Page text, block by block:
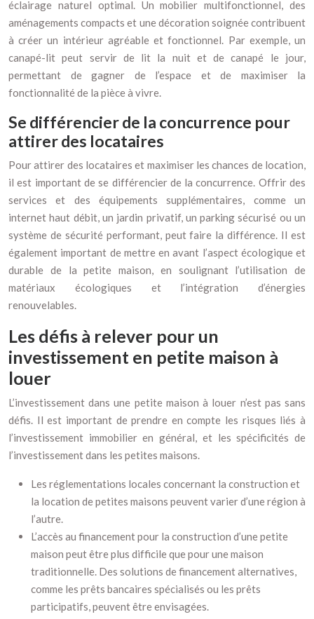
éclairage naturel optimal. Un mobilier multifonctionnel, des
aménagements compacts et une décoration soignée contribuent
à créer un intérieur agréable et fonctionnel. Par exemple, un
canapé-lit peut servir de lit la nuit et de canapé le jour,
permettant de gagner de l’espace et de maximiser la
fonctionnalité de la pièce à vivre.
Se différencier de la concurrence pour
attirer des locataires
Pour attirer des locataires et maximiser les chances de location,
il est important de se différencier de la concurrence. Offrir des
services et des équipements supplémentaires, comme un
internet haut débit, un jardin privatif, un parking sécurisé ou un
système de sécurité performant, peut faire la différence. Il est
également important de mettre en avant l’aspect écologique et
durable de la petite maison, en soulignant l’utilisation de
matériaux écologiques et l’intégration d’énergies
renouvelables.
Les défis à relever pour un
investissement en petite maison à
louer
L’investissement dans une petite maison à louer n’est pas sans
défis. Il est important de prendre en compte les risques liés à
l’investissement immobilier en général, et les spécificités de
l’investissement dans les petites maisons.
Les réglementations locales concernant la construction et
la location de petites maisons peuvent varier d’une région à
l’autre.
L’accès au financement pour la construction d’une petite
maison peut être plus difficile que pour une maison
traditionnelle. Des solutions de financement alternatives,
comme les prêts bancaires spécialisés ou les prêts
participatifs, peuvent être envisagées.